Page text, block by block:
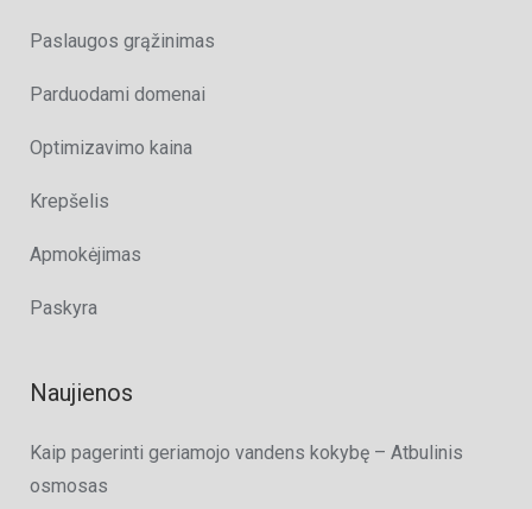
Paslaugos grąžinimas
Parduodami domenai
Optimizavimo kaina
Krepšelis
Apmokėjimas
Paskyra
Naujienos
Kaip pagerinti geriamojo vandens kokybę – Atbulinis
osmosas